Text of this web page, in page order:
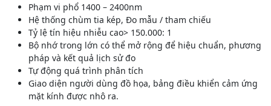
Phạm vi phổ 1400 – 2400nm
Hệ thống chùm tia kép, Đo mẫu / tham chiếu
Tỷ lệ tín hiệu nhiễu cao> 150.000: 1
Bộ nhớ trong lớn có thể mở rộng để hiệu chuẩn, phương
pháp và kết quả lịch sử đo
Tự động quá trình phân tích
Giao diện người dùng đồ họa, bảng điều khiển cảm ứng
mặt kính được nhô ra.